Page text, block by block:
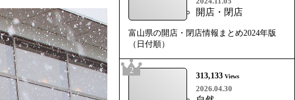
開店・閉店
富山県の開店・閉店情報まとめ2024年版
（日付順）
2
313,133 Views
2026.04.30